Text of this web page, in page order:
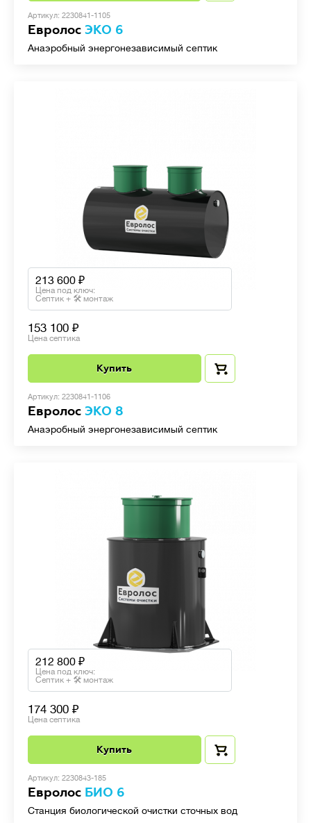
Артикул: 2230841-1105
Евролос ЭКО 6
Анаэробный энергонезависимый септик
213 600
Цена под ключ:
Септик + 🛠 монтаж
153 100
Цена септика
Купить
Артикул: 2230841-1106
Евролос ЭКО 8
Анаэробный энергонезависимый септик
212 800
Цена под ключ:
Септик + 🛠 монтаж
174 300
Цена септика
Купить
Артикул: 2230843-185
Евролос БИО 6
Станция биологической очистки сточных вод